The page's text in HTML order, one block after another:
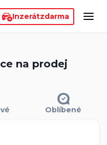
Inzerátzdarma
na prodej
Oblíbené